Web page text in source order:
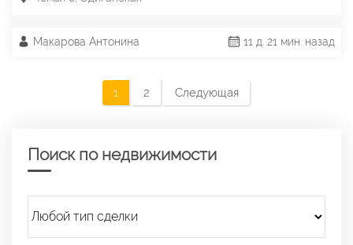
Макарова Антонина 11 д. 21 мин. назад
1 2 Следующая
Поиск по недвижимости